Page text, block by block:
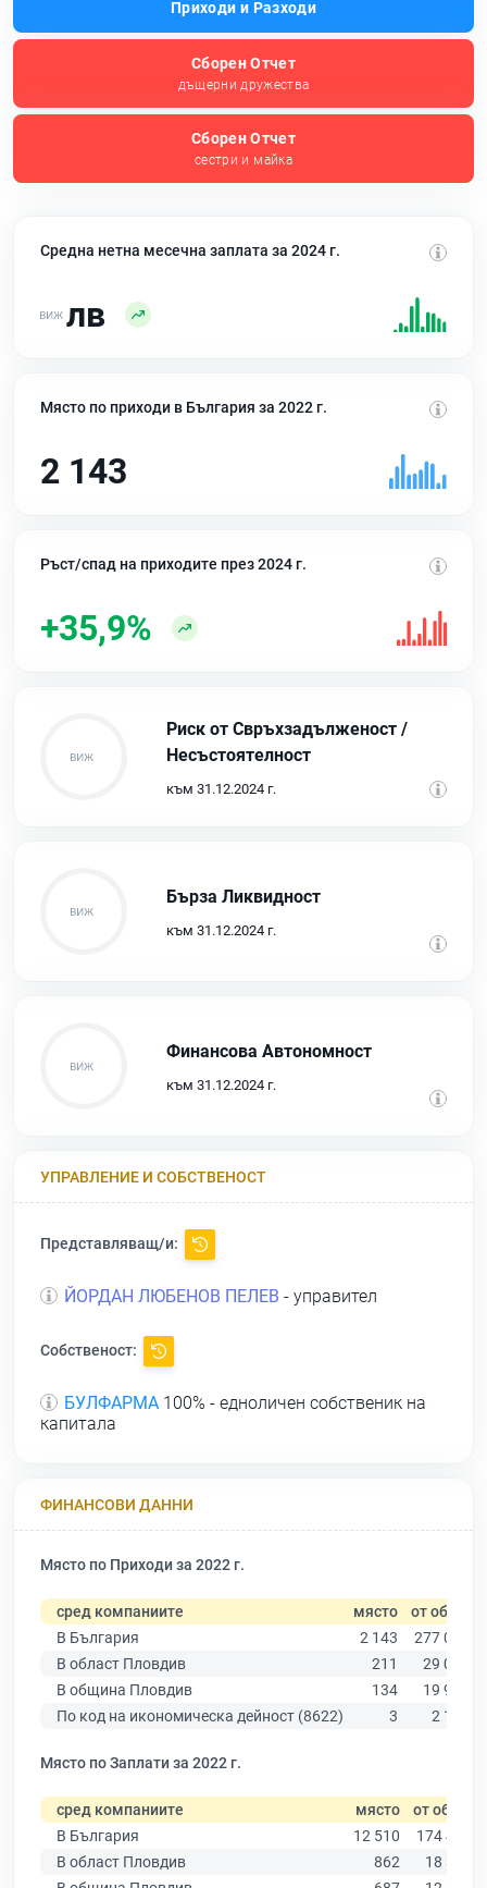
Приходи и Разходи
Сборен Отчет
дъщерни дружества
Сборен Отчет
сестри и майка
Средна нетна месечна заплата за 2024 г.
лв
Място по приходи в България за 2022 г.
2 143
Ръст/спад на приходите през 2024 г.
+35,9%
Риск от Свръхзадълженост /
Несъстоятелност
към 31.12.2024 г.
Бърза Ликвидност
към 31.12.2024 г.
Финансова Автономност
към 31.12.2024 г.
УПРАВЛЕНИЕ И СОБСТВЕНОСТ
Представляващ/и:
ЙОРДАН ЛЮБЕНОВ ПЕЛЕВ - управител
Собственост:
БУЛФАРМА 100% - едноличен собственик на
капитала
ФИНАНСОВИ ДАННИ
Място по Приходи за 2022 г.
сред компаниите място от общо
В България
2 143
277 019
В област Пловдив
211
29 067
В община Пловдив
134
19 939
По код на икономическа дейност (8622)
3 2 180
Място по Заплати за 2022 г.
сред компаниите място от общо
В България
12 510
174 403
В област Пловдив
862
18 305